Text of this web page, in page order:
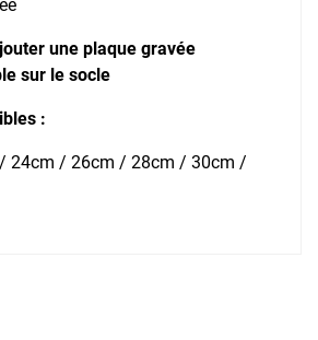
une plaque gravée
sur le socle
:
24cm / 26cm / 28cm / 30cm /